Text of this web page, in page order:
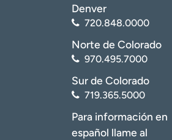
Denver
720.848.0000
Norte de Colorado
970.495.7000
Sur de Colorado
719.365.5000
Para información en
español llame al